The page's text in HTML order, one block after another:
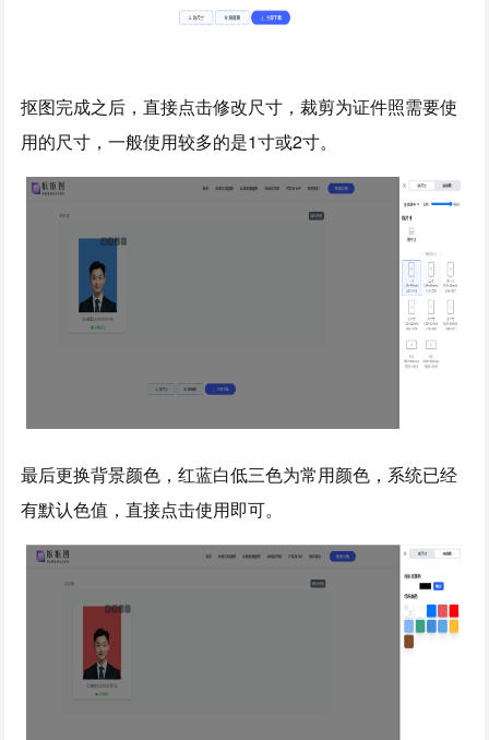
抠图完成之后，直接点击修改尺寸，裁剪为证件照需要使
用的尺寸，一般使用较多的是1寸或2寸。
最后更换背景颜色，红蓝白低三色为常用颜色，系统已经
有默认色值，直接点击使用即可。